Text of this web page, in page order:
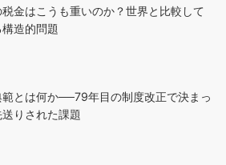
金はこうも重いのか？世界と比較して
造的問題
とは何か──79年目の制度改正で決まっ
りされた課題